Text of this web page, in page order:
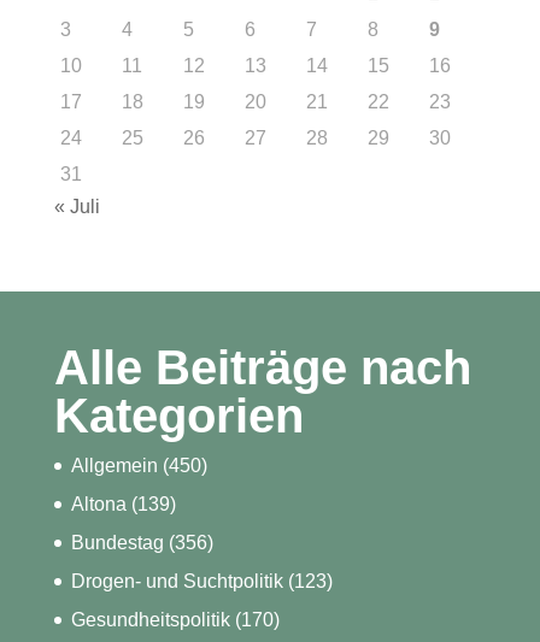
3
4 5 6 7 8
9
10
11 12 13 14 15
16
17
18 19 20 21 22
23
24
25 26 27 28 29
30
31
« Juli
Alle Beiträge nach
Kategorien
Allgemein (450)
Altona (139)
Bundestag (356)
Drogen- und Suchtpolitik(123)
Gesundheitspolitik(170)